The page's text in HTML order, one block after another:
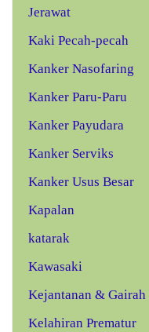
Jerawat
Kaki Pecah-pecah
Kanker Nasofaring
Kanker Paru-Paru
Kanker Payudara
Kanker Serviks
Kanker Usus Besar
Kapalan
katarak
Kawasaki
Kejantanan & Gairah
Kelahiran Prematur